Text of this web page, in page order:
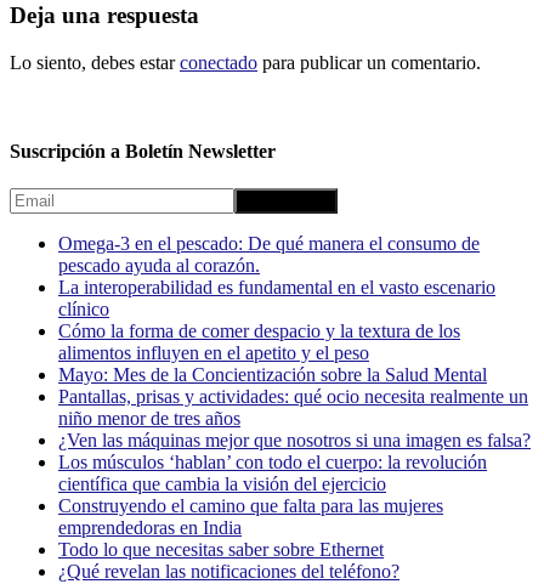
Deja una respuesta
Lo siento, debes estarconectado para publicar un comentario.
Suscripción a Boletín Newsletter
Omega-3 en el pescado: De qué manera el consumo de
pescado ayuda al corazón.
La interoperabilidad es fundamental en el vasto escenario
clínico
Cómo la forma de comer despacio y la textura de los
alimentos influyen en el apetito y el peso
Mayo: Mes de la Concientización sobre la Salud Mental
Pantallas, prisas y actividades: qué ocio necesita realmente un
niño menor de tres años
¿Ven las máquinas mejor que nosotros si una imagen es falsa?
Los músculos ‘hablan’ con todo el cuerpo: la revolución
científica que cambia la visión del ejercicio
Construyendo el camino que falta para las mujeres
emprendedoras en India
Todo lo que necesitas saber sobre Ethernet
¿Qué revelan las notificaciones del teléfono?